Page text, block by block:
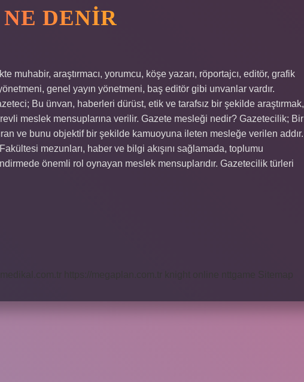
DENIR
muhabir, araştırmacı, yorumcu, köşe yazarı, röportajcı, editör, grafik
genel yayın yönetmeni, baş editör gibi unvanlar vardır.
Bu ünvan, haberleri dürüst, etik ve tarafsız bir şekilde araştırmak,
meslek mensuplarına verilir. Gazete mesleği nedir? Gazetecilik; Bir
ve bunu objektif bir şekilde kamuoyuna ileten mesleğe verilen addır.
mezunları, haber ve bilgi akışını sağlamada, toplumu
önemli rol oynayan meslek mensuplarıdır. Gazetecilik türleri